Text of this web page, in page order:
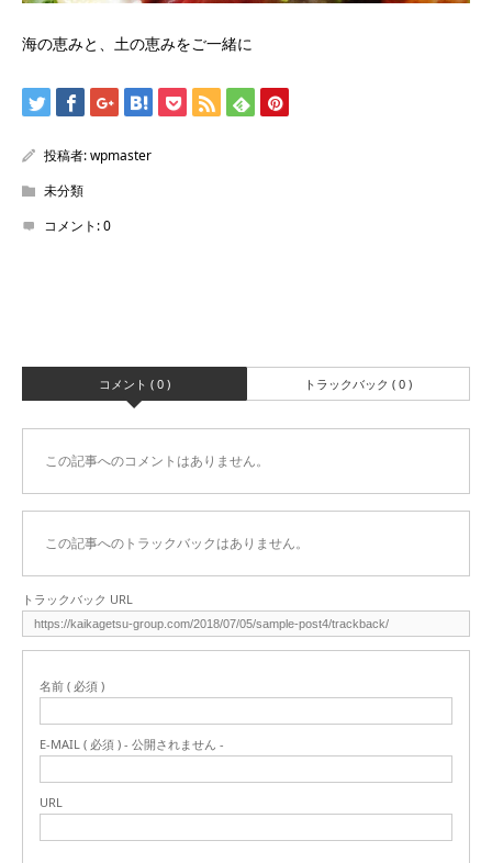
海の恵みと、土の恵みをご一緒に
投稿者:wpmaster
未分類
コメント:0
コメント ( 0 ) トラックバック ( 0 )
この記事へのコメントはありません。
この記事へのトラックバックはありません。
トラックバック URL
名前 ( 必須 )
E-MAIL ( 必須 ) - 公開されません -
URL